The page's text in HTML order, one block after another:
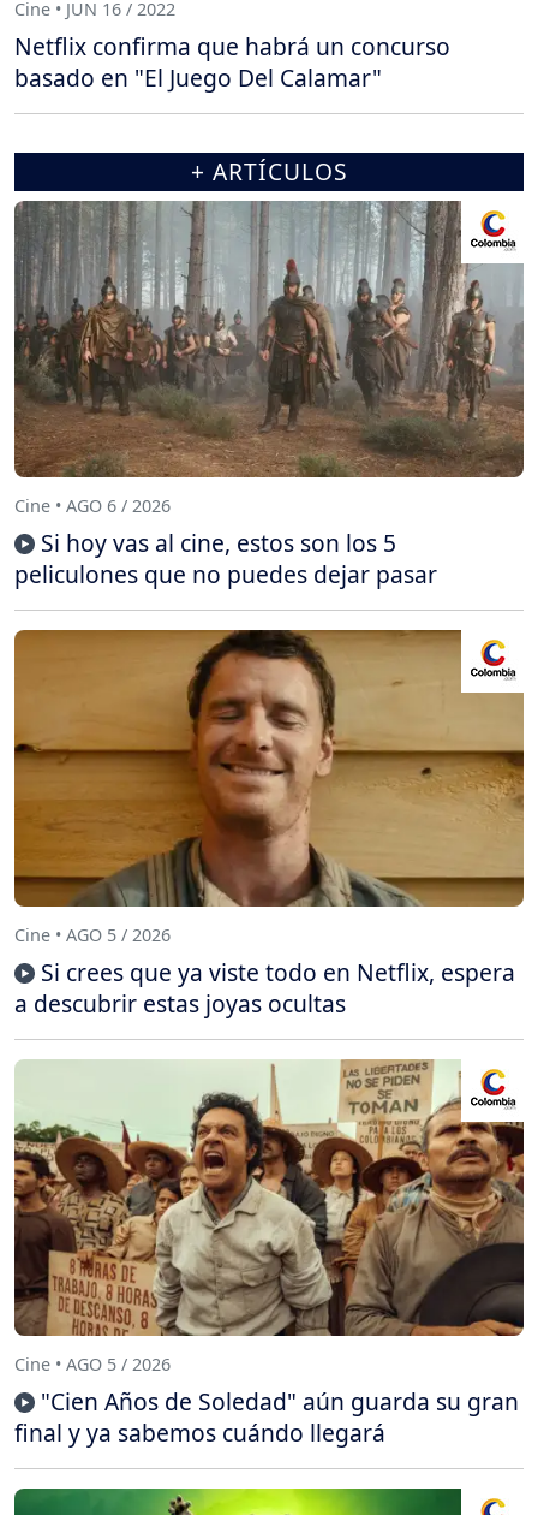
Cine • JUN 16 / 2022
Netflix confirma que habrá un concurso
basado en "El Juego Del Calamar"
+ ARTÍCULOS
Cine • AGO 6 / 2026
Si hoy vas al cine, estos son los 5
peliculones que no puedes dejar pasar
Cine • AGO 5 / 2026
Si crees que ya viste todo en Netflix, espera
a descubrir estas joyas ocultas
Cine • AGO 5 / 2026
"Cien Años de Soledad" aún guarda su gran
final y ya sabemos cuándo llegará